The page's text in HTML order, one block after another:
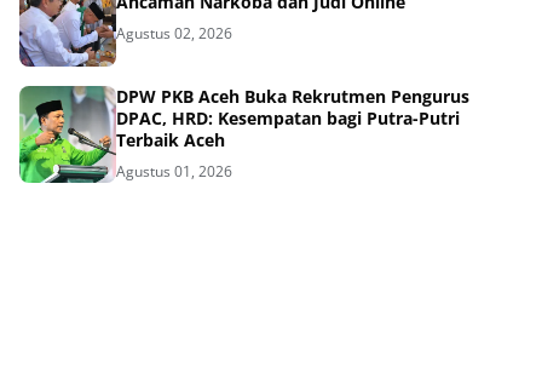
Agustus 02, 2026
DPW PKB Aceh Buka Rekrutmen Pengurus
DPAC, HRD: Kesempatan bagi Putra-Putri
Terbaik Aceh
Agustus 01, 2026